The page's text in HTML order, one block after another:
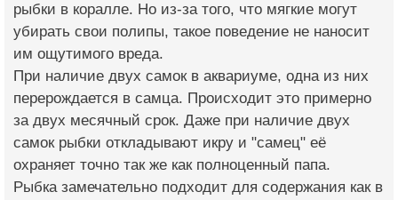
рыбки в коралле. Но из-за того, что мягкие могут
убирать свои полипы, такое поведение не наносит
им ощутимого вреда.
При наличие двух самок в аквариуме, одна из них
перерождается в самца. Происходит это примерно
за двух месячный срок. Даже при наличие двух
самок рыбки откладывают икру и "самец" её
охраняет точно так же как полноценный папа.
Рыбка замечательно подходит для содержания как в